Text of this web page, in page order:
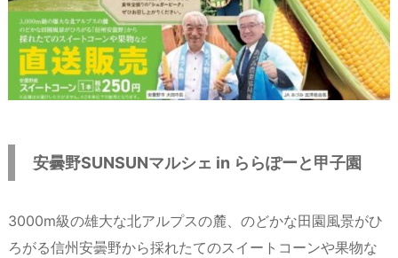
安曇野SUNSUNマルシェ in ららぽーと甲子園
3000m級の雄大な北アルプスの麓、のどかな田園風景がひ
ろがる信州安曇野から採れたてのスイートコーンや果物な